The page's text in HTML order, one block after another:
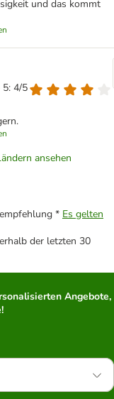
und das kommt
5: 4/5
ansehen
* Es gelten
der letzten 30
Angebote,